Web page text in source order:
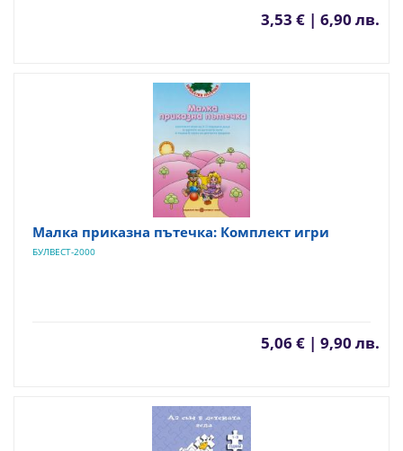
3,53 € | 6,90 лв.
Малка приказна пътечка: Комплект игри
БУЛВЕСТ-2000
5,06 € | 9,90 лв.